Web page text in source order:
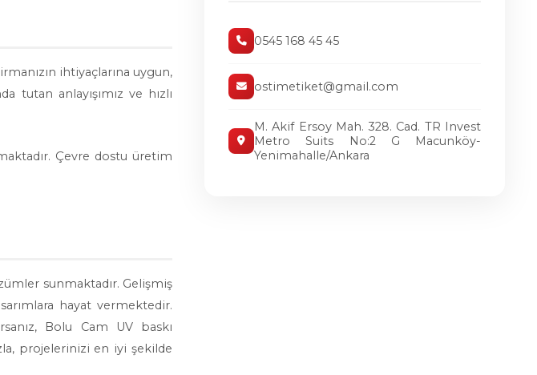
ihtiyaçlarına uygun,
tutan anlayışımız ve hızlı
Çevre dostu üretim
sunmaktadır. Gelişmiş
hayat vermektedir.
Bolu Cam UV baskı
projelerinizi en iyi şekilde
0545 168 45 45
ostimetiket@gmail.com
M. Akif Ersoy Mah. 328. Cad. TR Invest
Metro Suits No:2 G Macunköy-
Yenimahalle/Ankara